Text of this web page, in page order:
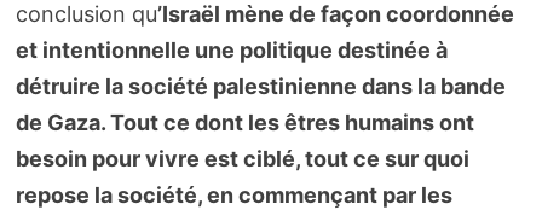
conclusion qu’Israël mène de façon coordonnée
et intentionnelle une politique destinée à
détruire la société palestinienne dans la bande
de Gaza. Tout ce dont les êtres humains ont
besoin pour vivre est ciblé, tout ce sur quoi
repose la société, en commençant par les